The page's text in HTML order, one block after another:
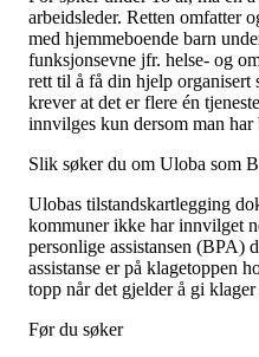
Selvsagt
Bente Skansgårds Independent
Om oss
Nyheter
Tall og fakta
Om Uloba
Supportsenter
arbeidsleder. Retten omfatter
med hjemmeboende barn
funksjonsevne jfr. helse- og
rett til å få din hjelp organisert
krever at det er flere én
innvilges kun dersom man
Slik søker du om Uloba som
Ulobas tilstandskartlegging
kommuner ikke har innvilget
personlige assistansen (BPA)
assistanse er på klagetoppen
topp når det gjelder å gi
Før du søker